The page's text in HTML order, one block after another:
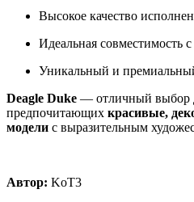
Высокое качество
Идеальная совместимость
Уникальный и
Deagle Duke — отличный выбор
предпочитающих красивые,
модели с выразительным
Автор: KoT3